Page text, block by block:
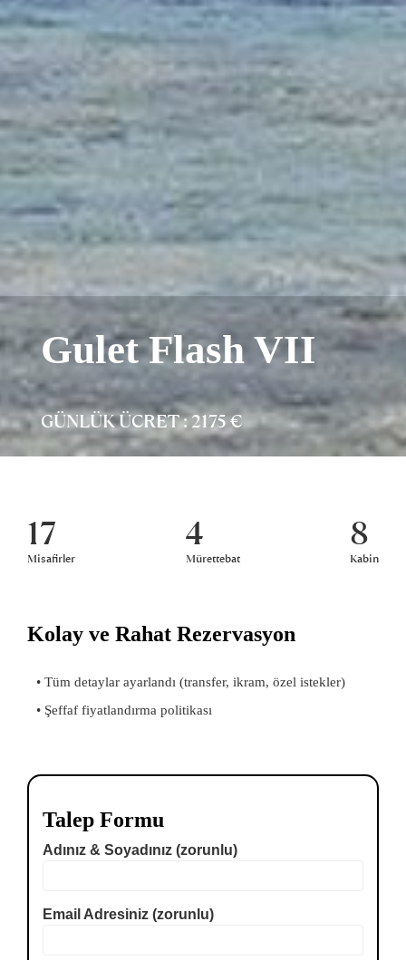
Gulet Flash VII
GÜNLÜK ÜCRET : 2175 €
17
Misafirler
4
Mürettebat
8
Kabin
Kolay ve Rahat Rezervasyon
• Tüm detaylar ayarlandı (transfer, ikram, özel istekler)
• Şeffaf fiyatlandırma politikası
Talep Formu
Adınız & Soyadınız (zorunlu)
Email Adresiniz (zorunlu)